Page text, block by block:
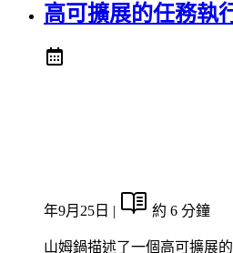
高可擴展的任務執
年9月25日 | 約 6 分鐘
山姆鍋描述了一個高可擴展